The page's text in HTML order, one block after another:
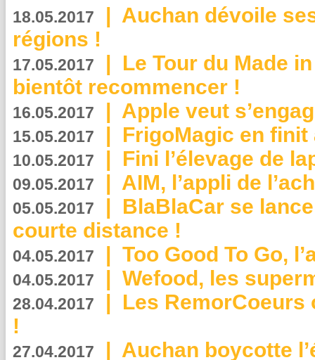
18.05.2017 | Auchan dévoile
régions !
17.05.2017 | Le Tour du Made
bientôt recommencer !
16.05.2017 | Apple veut
15.05.2017 | FrigoMagic en
10.05.2017 | Fini l’élevage de
09.05.2017 | AIM, l’appli de
05.05.2017 | BlaBlaCar se
courte distance !
04.05.2017 | Too Good To Go,
04.05.2017 | Wefood, les
28.04.2017 | Les RemorCoeurs
!
27.04.2017 | Auchan boycotte